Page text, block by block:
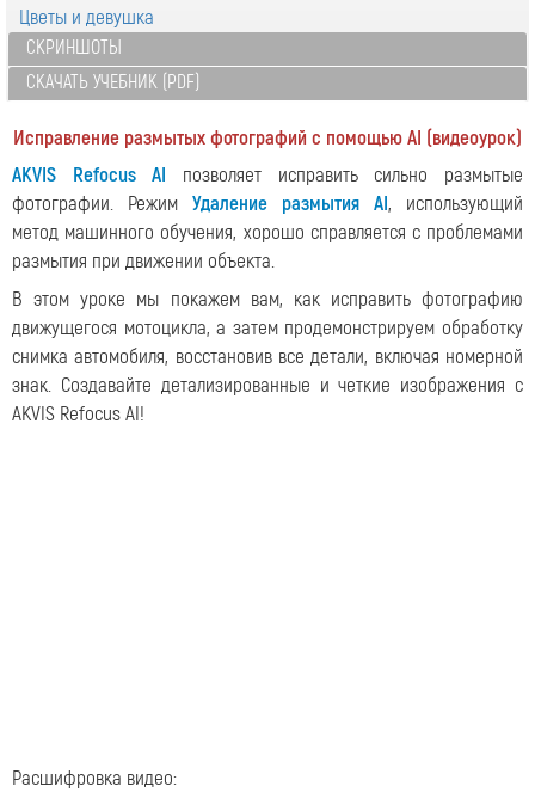
Цветы и девушка
СКРИНШОТЫ
СКАЧАТЬ УЧЕБНИК (PDF)
Исправление размытых фотографий с помощью AI (видеоурок)
AKVIS Refocus AI позволяет исправить сильно размытые
фотографии. Режим Удаление размытия AI, использующий
метод машинного обучения, хорошо справляется с проблемами
размытия при движении объекта.
В этом уроке мы покажем вам, как исправить фотографию
движущегося мотоцикла, а затем продемонстрируем обработку
снимка автомобиля, восстановив все детали, включая номерной
знак. Создавайте детализированные и четкие изображения с
AKVIS Refocus AI!
Расшифровка видео: